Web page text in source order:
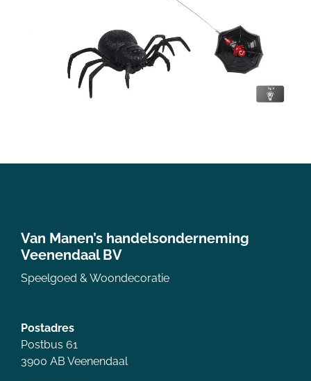
Van Manen’s handelsonderneming
Veenendaal BV
Speelgoed & Woondecoratie
Postadres
Postbus 61
3900 AB Veenendaal